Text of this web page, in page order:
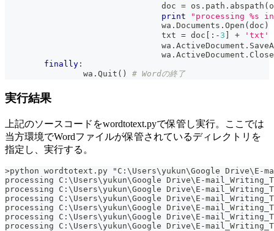
				doc
= os . path . abspath (
print
"processing %s
				wa
. Documents . Open (doc )
				txt
= doc [ : - 3 ] +
'txt'
				wa
. ActiveDocument .
				wa
. ActiveDocument . Close
finally :
		wa
. Quit ( ) # Wordの終了
実行結果
上記のソースコードをwordtotext.pyで保管し実行。ここでは
当方環境でWordファイルが保管されているディレクトリを
指定し、実行する。
>python wordtotext.py "C:\Users\yukun\Google Drive\E-
processing C:\Users\yukun\Google Drive\E-
processing C:\Users\yukun\Google Drive\E-
processing C:\Users\yukun\Google Drive\E-
processing C:\Users\yukun\Google Drive\E-
processing C:\Users\yukun\Google Drive\E-
processing C:\Users\yukun\Google Drive\E-